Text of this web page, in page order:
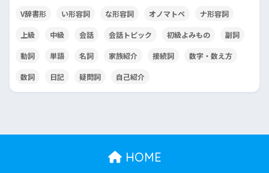
V辞書形 い形容詞 な形容詞 オノマトペ ナ形容詞
上級 中級 会話 会話トピック 初級よみもの 副詞
動詞 単語 名詞 家族紹介 接続詞 数字・数え方
数詞 日記 疑問詞 自己紹介
HOME